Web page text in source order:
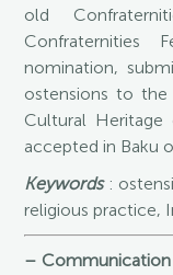
old
Confraternities
nomination,
ostensions to
Cultural Heritage
accepted in Baku
Keywords:
religious practice,
– Communication